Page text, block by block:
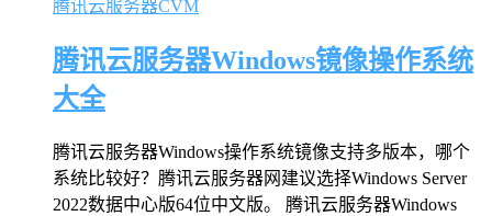
腾讯云服务器CVM
腾讯云服务器Windows镜像操作系统
大全
腾讯云服务器Windows操作系统镜像支持多版本，哪个
系统比较好？腾讯云服务器网建议选择Windows Server
2022数据中心版64位中文版。 腾讯云服务器Windows